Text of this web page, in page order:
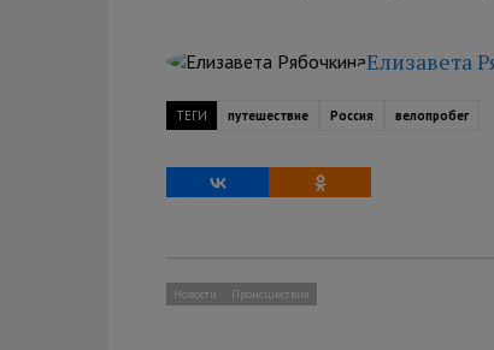
Елизавета
ТЕГИ путешествие Россия велопробег
Новости Происшествия